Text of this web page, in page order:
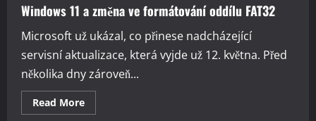
Windows 11 a změna ve formátování oddílu FAT32
Microsoft už ukázal, co přinese nadcházející
servisní aktualizace, která vyjde už 12. května. Před
několika dny zároveň...
Read MoreRead
more